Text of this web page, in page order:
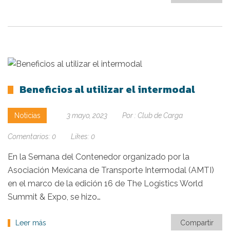
Beneficios al utilizar el intermodal
Noticias 3 mayo, 2023 Por : Club de Carga
Comentarios: 0 Likes: 0
En la Semana del Contenedor organizado por la
Asociación Mexicana de Transporte Intermodal (AMTI)
en el marco de la edición 16 de The Logistics World
Summit & Expo, se hizo…
Leer más Compartir